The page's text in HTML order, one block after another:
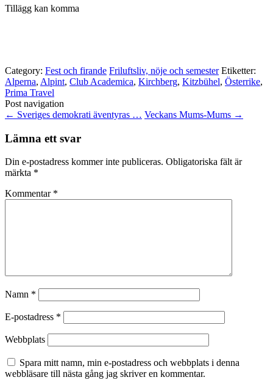
Tillägg kan komma
Category: Fest och firande Friluftsliv, nöje och semester Etiketter:
Alperna, Alpint, Club Academica, Kirchberg, Kitzbühel, Österrike,
Prima Travel
Post navigation
← Sveriges demokrati äventyras … Veckans Mums-Mums →
Lämna ett svar
Din e-postadress kommer inte publiceras. Obligatoriska fält är
märkta *
Kommentar *
Namn *
E-postadress *
Webbplats
Spara mitt namn, min e-postadress och webbplats i denna
webbläsare till nästa gång jag skriver en kommentar.